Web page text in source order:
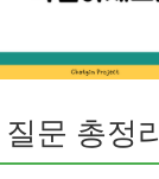
문 총정리